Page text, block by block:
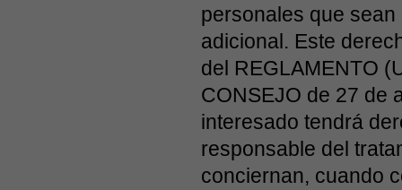
personales que
adicional. Este
del REGLAMENTO
CONSEJO de 27 de
interesado tendrá
responsable del
conciernan, cuando